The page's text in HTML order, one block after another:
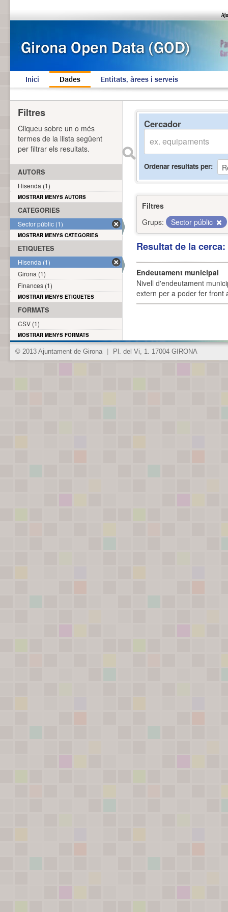
Inici Dades Entitats, àrees i serveis
Cercador
Ordenar resultats per
Filtres
Grups:
Sector públic
Resultat de la
Endeutament municipal
Nivell d'endeutament
extern per a poder fer front
Filtres
Cliqueu sobre un o més
termes de la llista següent
per filtrar els resultats.
AUTORS
Hisenda (1)
MOSTRAR MENYS AUTORS
CATEGORIES
Sector públic (1)
MOSTRAR MENYS CATEGORIES
ETIQUETES
Hisenda (1)
Girona (1)
Finances (1)
MOSTRAR MENYS ETIQUETES
FORMATS
CSV (1)
MOSTRAR MENYS FORMATS
© 2013 Ajuntament de Girona Pl. del Vi, 1. 17004 GIRONA